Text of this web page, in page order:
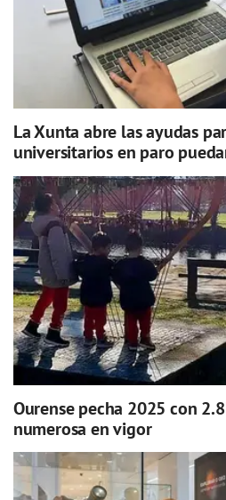
La Xunta abre las ayudas
universitarios en paro
Ourense pecha 2025 con
numerosa en vigor